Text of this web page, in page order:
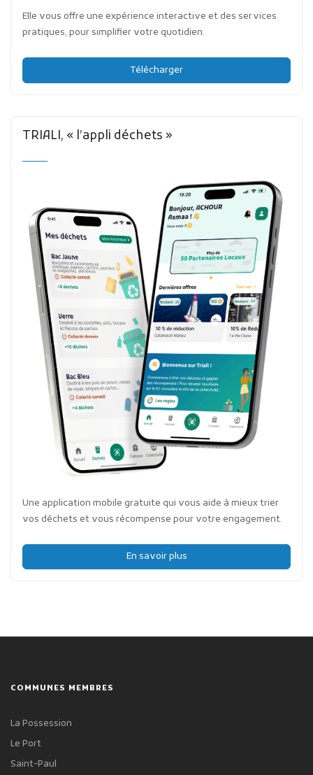
Elle vous offre une expérience interactive et des services
pratiques, pour simplifier votre quotidien.
Télécharger
TRIALI, « l’appli déchets »
Une application mobile gratuite qui vous aide à mieux trier
vos déchets et vous récompense pour votre engagement.
En savoir plus
COMMUNES MEMBRES
La Possession
Le Port
Saint-Paul